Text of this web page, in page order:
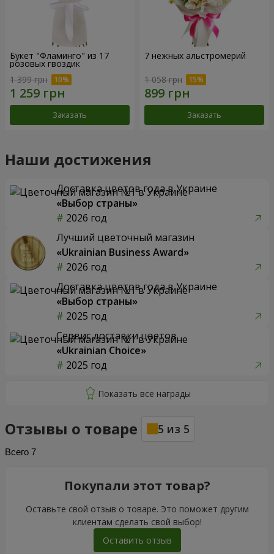
Букет "Фламинго" из 17
розовых гвоздик
1 399 грн
Заказать
7 нежных альстромерий
1 058 грн
Заказать
Наши достижения
Доставка цветов года в Украине
«Выбор страны»
2026 год
Лучший цветочный магазин
«Ukrainian Business Award»
2026 год
Доставка цветов года в Украине
«Выбор страны»
2025 год
Сервис доставки цветов
«Ukrainian Choice»
2025 год
Отзывы о товаре 5 из 5
Всего 7
Покупали этот товар?
Оставьте свой отзыв о товаре. Это поможет другим
клиентам сделать свой выбор!
Оставить отзыв